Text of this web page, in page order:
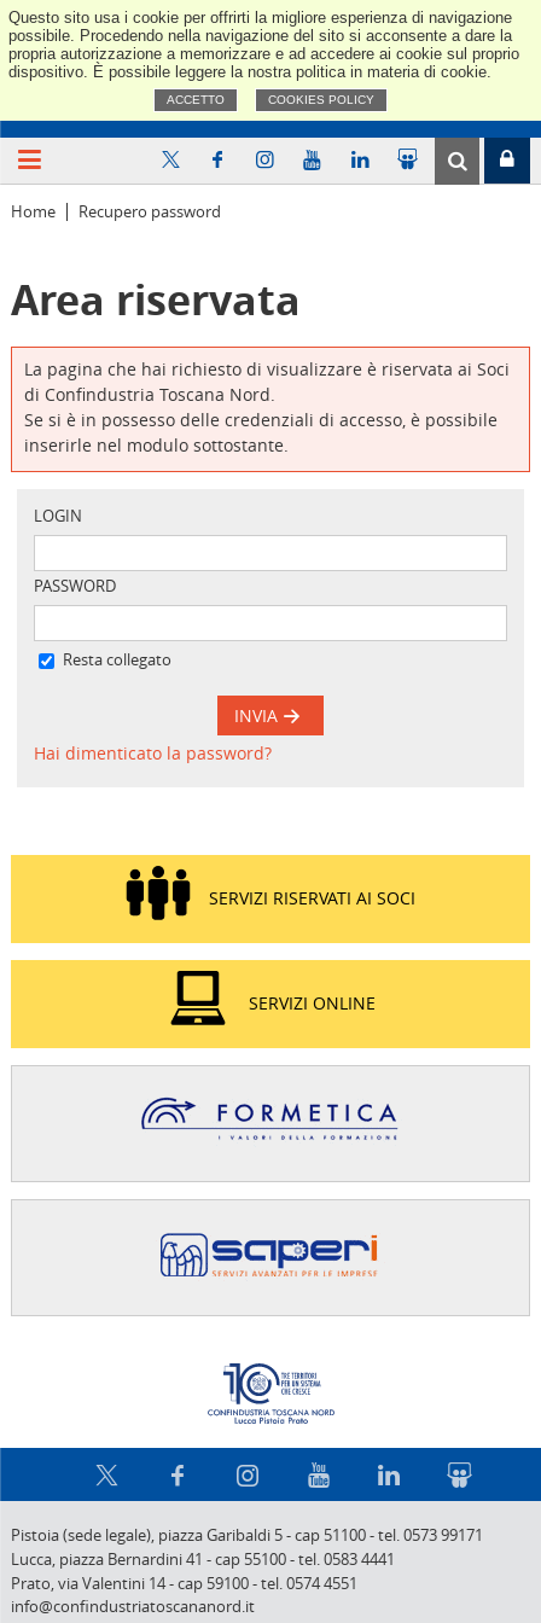
Questo sito usa i cookie per offrirti la migliore esperienza di navigazione
possibile. Procedendo nella navigazione del sito si acconsente a dare la
propria autorizzazione a memorizzare e ad accedere ai cookie sul proprio
dispositivo. È possibile leggere la nostra politica in materia di cookie.
ACCETTO COOKIES POLICY
Home Recupero password
Area riservata
La pagina che hai richiesto di visualizzare è riservata ai Soci
di Confindustria Toscana Nord.
Se si è in possesso delle credenziali di accesso, è possibile
inserirle nel modulo sottostante.
LOGIN
PASSWORD
Resta collegato
INVIA
Hai dimenticato la password?
SERVIZI RISERVATI AI SOCI
SERVIZI ONLINE
Pistoia (sede legale), piazza Garibaldi 5-cap 51100-tel. 0573 99171
Lucca, piazza Bernardini 41 -cap 55100-tel. 0583 4441
Prato,via Valentini 14-cap 59100-tel. 0574 4551
info@confindustriatoscananord.it